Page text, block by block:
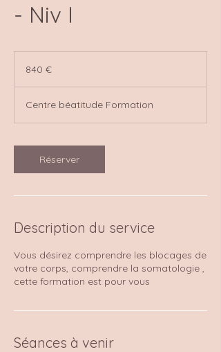
- Niv I
840 €
Centre béatitude Formation
Réserver
Description du service
Vous désirez comprendre les blocages de
votre corps, comprendre la somatologie ,
cette formation est pour vous
Séances à venir